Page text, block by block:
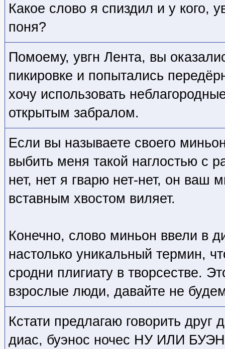
Какое слово я спиздил и у кого,
поня?
Помоему, увгн Лента, вы
пикировке и попытались
хочу использовать
открытым забралом.
Если вы называете своего
выбить меня такой наглостью с
нет, нет я гварю нет-нет, он ваш
вставным хвостом виляет.
Конечно, слово миньон ввели в
настолько уникальный термин,
сродни плигиату в творсестве.
взрослые люди, давайте не
Кстати предлагаю говорить друг
диас, буэнос ночес НУ ИЛИ